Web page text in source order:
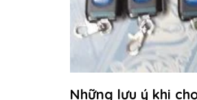
Những lưu ý khi